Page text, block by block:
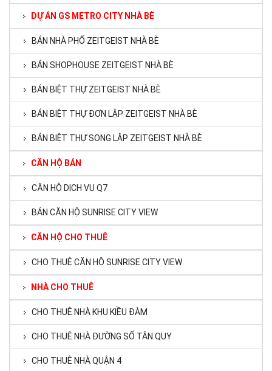
DỰ ÁN GS METRO CITY NHÀ BÈ
BÁN NHÀ PHỐ ZEITGEIST NHÀ BÈ
BÁN SHOPHOUSE ZEITGEIST NHÀ BÈ
BÁN BIỆT THỰ ZEITGEIST NHÀ BÈ
BÁN BIỆT THỰ ĐƠN LẬP ZEITGEIST NHÀ BÈ
BÁN BIỆT THỰ SONG LẬP ZEITGEIST NHÀ BÈ
CĂN HỘ BÁN
CĂN HỘ DỊCH VỤ Q7
BÁN CĂN HỘ SUNRISE CITY VIEW
CĂN HỘ CHO THUÊ
CHO THUÊ CĂN HỘ SUNRISE CITY VIEW
NHÀ CHO THUÊ
CHO THUÊ NHÀ KHU KIỀU ĐÀM
CHO THUÊ NHÀ ĐƯỜNG SỐ TÂN QUY
CHO THUÊ NHÀ QUẬN 4